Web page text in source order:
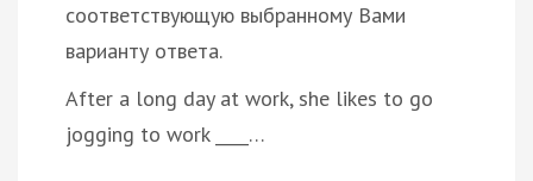
соответствующую выбранному Вами
варианту ответа.
After a long day at work, she likes to go
jogging to work ____…